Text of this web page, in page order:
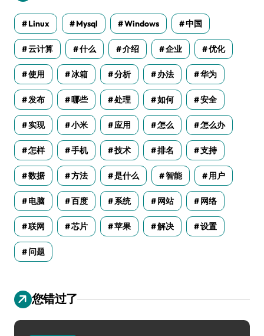
Linux Mysql Windows 中国
云计算 什么 介绍 企业 优化
使用 冰箱 分析 办法 华为
发布 哪些 处理 如何 安全
实现 小米 应用 怎么 怎么办
怎样 手机 技术 排名 支持
数据 方法 是什么 智能 用户
电脑 百度 系统 网站 网络
联网 芯片 苹果 解决 设置
问题
您错过了